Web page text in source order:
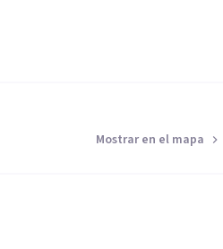
Mostrar en el mapa